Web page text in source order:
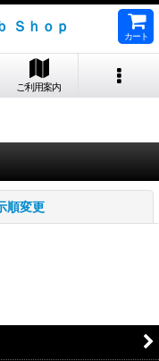
Ｓｈｏｐ
カート
ご利用案内
順変更